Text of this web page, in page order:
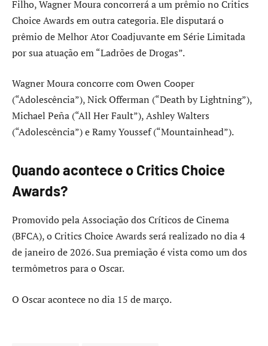
Filho, Wagner Moura concorrerá a um prêmio no Critics
Choice Awards em outra categoria. Ele disputará o
prêmio de Melhor Ator Coadjuvante em Série Limitada
por sua atuação em “Ladrões de Drogas”.
Wagner Moura concorre com Owen Cooper
(“Adolescência”), Nick Offerman (“Death by Lightning”),
Michael Peña (“All Her Fault”), Ashley Walters
(“Adolescência”) e Ramy Youssef (“Mountainhead”).
Quando acontece o Critics Choice
Awards?
Promovido pela Associação dos Críticos de Cinema
(BFCA), o Critics Choice Awards será realizado no dia 4
de janeiro de 2026. Sua premiação é vista como um dos
termômetros para o Oscar.
O Oscar acontece no dia 15 de março.